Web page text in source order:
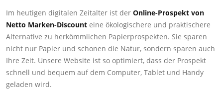
Im heutigen digitalen Zeitalter ist der Online-Prospekt von
Netto Marken-Discount eine ökologischere und praktischere
Alternative zu herkömmlichen Papierprospekten. Sie sparen
nicht nur Papier und schonen die Natur, sondern sparen auch
Ihre Zeit. Unsere Website ist so optimiert, dass der Prospekt
schnell und bequem auf dem Computer, Tablet und Handy
geladen wird.